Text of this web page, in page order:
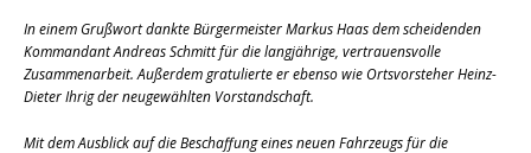
In einem Grußwort dankte Bürgermeister Markus Haas dem scheidenden
Kommandant Andreas Schmitt für die langjährige, vertrauensvolle
Zusammenarbeit. Außerdem gratulierte er ebenso wie Ortsvorsteher Heinz-
Dieter Ihrig der neugewählten Vorstandschaft.
Mit dem Ausblick auf die Beschaffung eines neuen Fahrzeugs für die